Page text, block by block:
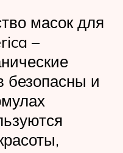
масок для
–
безопасны и